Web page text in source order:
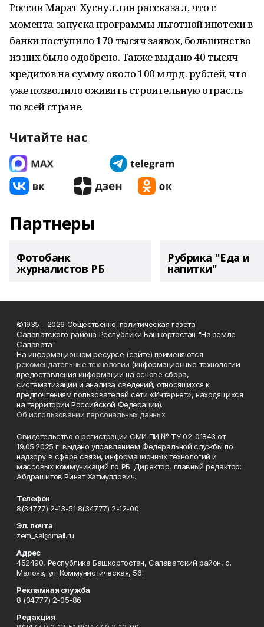
России Марат Хуснуллин рассказал, что с
момента запуска программы льготной ипотеки в
банки поступило 170 тысяч заявок, большинство
из них было одобрено. Также выдано 40 тысяч
кредитов на сумму около 100 млрд. рублей, что
уже позволило оживить строительную отрасль
по всей стране.
Читайте нас
Партнеры
Фотобанк
журналистов РБ
Рубрика "Еда и
напитки"
©1935 - 2026 Общественно-политическая газета
Салаватского района Республики Башкортостан "На земле
Салавата"
На информационном ресурсе (сайте) применяются
рекомендательные технологии (информационные технологии
предоставления информации на основе сбора,
систематизации и анализа сведений, относящихся к
предпочтениям пользователей сети «Интернет», находящихся
на территории Российской Федерации).
Об использовании персональных данных
Свидетельство о регистрации СМИ ПИ № ТУ 02-01843 от
19.05.2025 г. выдано управлением Федеральной службы по
надзору в сфере связи, информационных технологий и
массовых коммуникаций по РБ. Директор, главный редактор:
Абдрашитов Ринат Хатмуллович.
Телефон
8(34777) 2-13-51 8(34777) 2-12-00
Эл. почта
zem_sal@mail.ru
Адрес
452490, Республика Башкортостан, Салаватский район, с.
Малояз, ул. Коммунистическая, 56.
Рекламная служба
8 (34777) 2-05-86
Редакция